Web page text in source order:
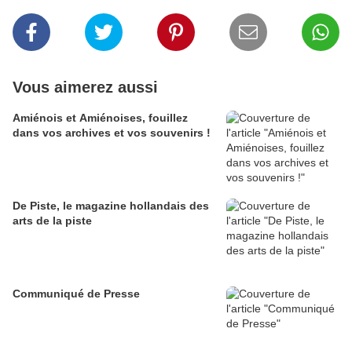
Vous aimerez aussi
Amiénois et Amiénoises, fouillez
dans vos archives et vos souvenirs !
De Piste, le magazine hollandais des
arts de la piste
Communiqué de Presse